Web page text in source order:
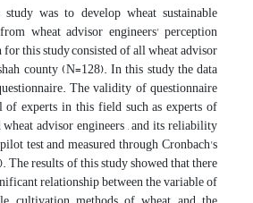
was to develop wheat sustainable
wheat advisor engineers' perception
this study consisted of all wheat advisor
county (N=128). In this study the data
The validity of questionnaire
experts in this field such as experts of
advisor engineers , and its reliability
test and measured through Cronbach's
results of this study showed that there
relationship between the variable of